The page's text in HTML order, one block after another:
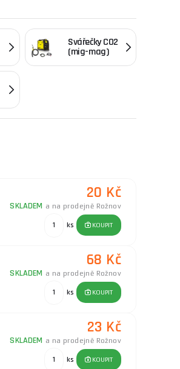
Svářečky CO2
(mig-mag)
20 Kč
SKLADEM a na prodejně Rožnov
ks KOUPIT
68 Kč
SKLADEM a na prodejně Rožnov
ks KOUPIT
23 Kč
SKLADEM a na prodejně Rožnov
ks KOUPIT